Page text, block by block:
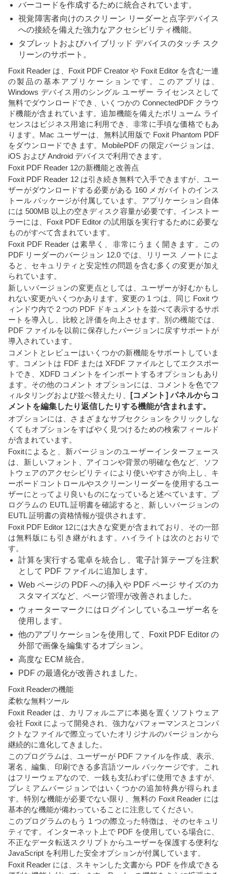
バーコードを作成するために統合されています。
視覚障害者向けのスクリーン リーダーと点字デバイス
への接続を備えた強力なアクセシビリティ機能。
タブレットおよびハイブリッド デバイスのタッチ スク
リーンのサポート。
Foxit Reader は、Foxit PDF Creator や Foxit Editor を含む一連
の製品の基本アプリケーションです。このアプリは、
Windows デバイス用のシングル ユーザー ライセンスとして
無料でダウンロードでき、いくつかの ConnectedPDF クラウ
ド機能が含まれています。追加機能を備えたボリューム ライ
センスはビジネス用途に利用でき、非常に手頃な価格でもあ
ります。Mac ユーザーは、無料試用版で Foxit Phantom PDF
をダウンロードできます。MobilePDF の限定バージョンは、
iOS および Android デバイスで利用できます。
Foxit PDF Reader 12の新機能と改善点
Foxit PDF Reader 12 は引き続き無料で入手できますが、ユー
ザーがダウンロードする必要がある 160 メガバイトのインス
トール パッケージが付属しています。アプリケーション自体
には 500MB 以上の空きディスク容量が必要です。インストー
ラーには、Foxit PDF Editor の試用版を実行するために必要な
ものがすべて含まれています。
Foxit PDF Reader は素早く、非常にうまく開きます。この
PDF リーダーのバージョン 12.0 では、リリース ノートによ
ると、セキュリティと安定性の問題を含む多くの変更が加え
られています。
新しいバージョンの変更点としては、ユーザーが好むかもし
れない変更がいくつかあります。変更の 1 つは、同じ Foxit ウ
ィンドウ内で 2 つの PDF ドキュメントを並べて表示するサポ
ートを導入し、比較と評価を向上させます。別の機能では、
PDF ファイルを以前に保存したバージョンに戻すサポートが
導入されています。
コメントとレビューはいくつかの新機能をサポートしていま
す。コメントは FDF または XFDF ファイルとしてエクスポー
トでき、XDFD コメントをインポートするオプションもあり
ます。その他のコメント オプションには、コメントを色でフ
ィルタリングおよび並べ替えたり、
[コメント] パネルからコ
メントを編集したり返信したりする機能が含まれます。
オプションには、さまざまなサブセクションをクリックしな
くてもオプションをすばやく見つけるための検索フィールド
が含まれています。
Foxitによると、新バージョンのユーザーインターフェース
は、新しいフォント、アイコンや背景の明確な色など、ソフ
トウェアのアクセシビリティにより使いやすさが向上し、キ
ーボードコントロールやスクリーンリーダーを使用するユー
ザーにとってより良いものになっていると述べています。プ
ログラムの EUTL 証明書を確認すると、新しいバージョンの
EUTL 証明書の資格情報が提供されます。
Foxit PDF Editor 12には大きな変更が含まれており、その一部
は無料版にも引き継がれます。ハイライトは次のとおりで
す。
計算を実行する電卓を統合し、電子計算テープを注釈
として PDF ファイルに追加します。
Web ページの PDF への挿入や PDF ページ サイズのカ
スタマイズなど、ページ管理が改善されました。
ウォーターマークにはログインしているユーザー名を
使用します。
他のアプリケーションを使用して、Foxit PDF Editor の
外部で画像を編集するオプション。
高度な ECM 統合。
PDF の最適化が改善されました。
Foxit Readerの機能
柔軟な無料ツール
Foxit Reader は、カリフォルニアに本拠を置くソフトウェア
会社 Foxit によって開発され、強力なパフォーマンスとコンパ
クトなファイルで際立っていたオリジナルのバージョンから
継続的に進化してきました。
このプログラムは、ユーザーが PDF ファイルを作成、表示、
署名、編集、印刷できる多言語ツール パッケージです。これ
はフリーウェアなので、一銭も支払わずに使用できますが、
プレミアムバージョンではいくつかの追加特典が得られま
す。特別な機能が必要でない限り、無料の Foxit Reader には
基本的な機能が備わっていることに注意してください。
このプログラムのもう 1 つの際立った特徴は、そのセキュリ
ティです。インターネット上で PDF を使用している場合に、
不正なデータ転送スクリプトからユーザーを保護する便利な
JavaScript を利用した安全オプションが付属しています。
Foxit Reader には、スキャンした文書から PDF を作成できる